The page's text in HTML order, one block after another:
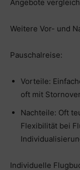
Angebote
Weitere Vor- und
Pauschalreise:
Vorteile:
oft mit
Nachteile: Oft
Flexibilität bei
Individuelle